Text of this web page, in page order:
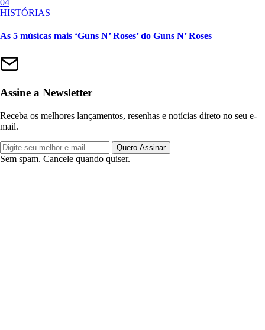
04
HISTÓRIAS
As 5 músicas mais ‘Guns N’ Roses’ do Guns N’ Roses
Assine a Newsletter
Receba os melhores lançamentos, resenhas e notícias direto no seu e-
mail.
Quero Assinar
Sem spam. Cancele quando quiser.